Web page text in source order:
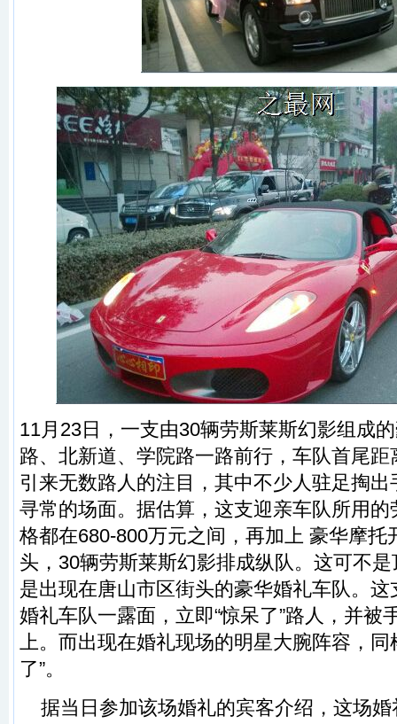
11月23日，一支由30辆劳斯莱斯幻影组成
路、北新道、学院路一路前行，车队首尾
引来无数路人的注目，其中不少人驻足掏
寻常的场面。据估算，这支迎亲车队所用
格都在680-800万元之间，再加上 豪华摩托
头，30辆劳斯莱斯幻影排成纵队。这可不
是出现在唐山市区街头的豪华婚礼车队。
婚礼车队一露面，立即“惊呆了”路人，并被
上。而出现在婚礼现场的明星大腕阵容，同
了”。
据当日参加该场婚礼的宾客介绍，这场婚